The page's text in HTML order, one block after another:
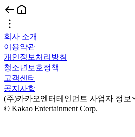
회사 소개
이용약관
개인정보처리방침
청소년보호정책
고객센터
공지사항
(주)카카오엔터테인먼트 사업자 정보
© Kakao Entertainment Corp.